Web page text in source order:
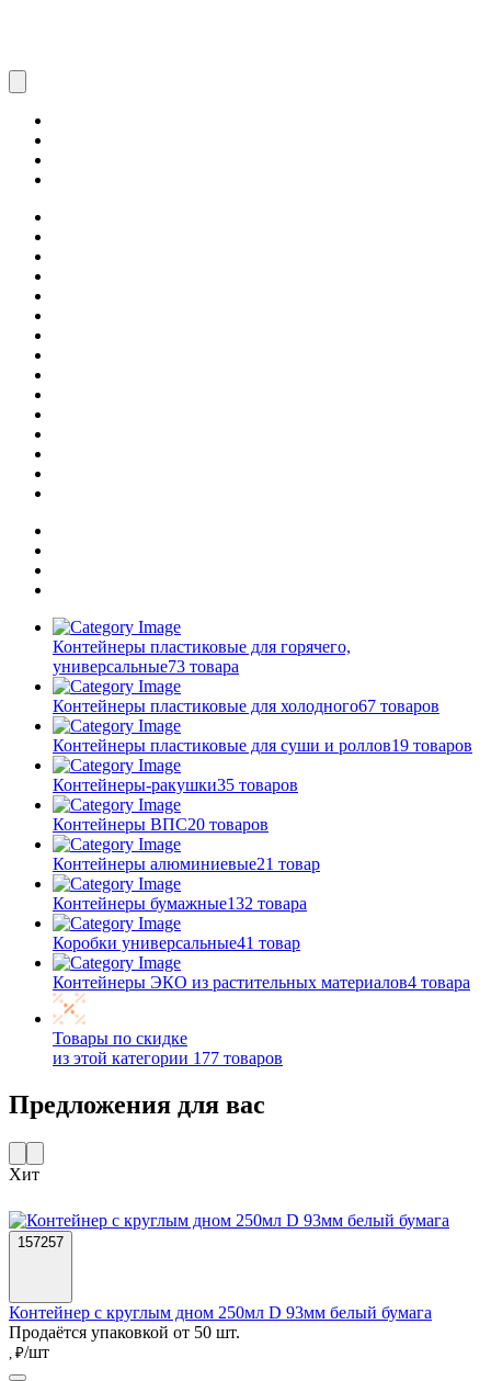
Контейнеры пластиковые для горячего,
универсальные73 товара
Контейнеры пластиковые для холодного67 товаров
Контейнеры пластиковые для суши и роллов19 товаров
Контейнеры-ракушки35 товаров
Контейнеры ВПС20 товаров
Контейнеры алюминиевые21 товар
Контейнеры бумажные132 товара
Коробки универсальные41 товар
Контейнеры ЭКО из растительных материалов4 товара
Товары по скидке
из этой категории 177 товаров
Предложения для вас
Хит
157257
Контейнер с круглым дном 250мл D 93мм белый бумага
Продаётся упаковкой от 50 шт.
, ₽/шт